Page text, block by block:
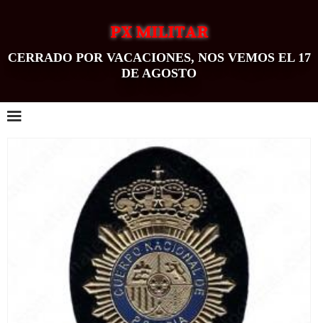
PX MILITAR
CERRADO POR VACACIONES, NOS VEMOS EL 17
DE AGOSTO